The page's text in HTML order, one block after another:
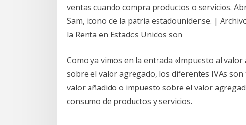
ventas cuando compra productos o servicios.
Sam, icono de la patria estadounidense. |
la Renta en Estados Unidos son
Como ya vimos en la entrada «Impuesto al
sobre el valor agregado, los diferentes IVAs
valor añadido o impuesto sobre el valor
consumo de productos y servicios.